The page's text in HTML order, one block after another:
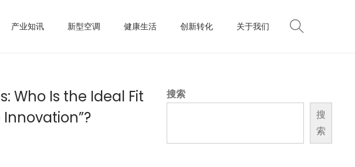
产业知讯 新型空调 健康生活 创新转化 关于我们
Who Is the Ideal Fit
搜索
搜
索